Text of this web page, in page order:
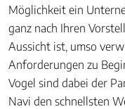
Möglichkeit ein
ganz nach Ihren
Aussicht ist, umso
Anforderungen zu
Vogel sind dabei der
Navi den schnellsten